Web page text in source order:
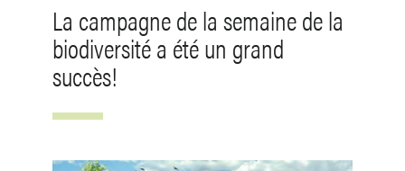
La campagne de la semaine de la
biodiversité a été un grand
succès!